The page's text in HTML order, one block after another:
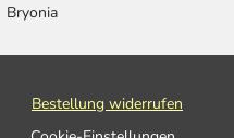
Bryonia
Bestellung widerrufen